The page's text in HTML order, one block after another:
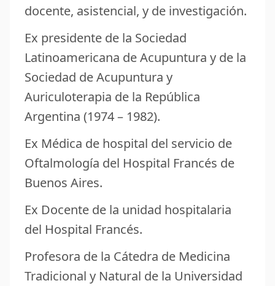
docente, asistencial, y de investigación.
Ex presidente de la Sociedad
Latinoamericana de Acupuntura y de la
Sociedad de Acupuntura y
Auriculoterapia de la República
Argentina (1974 – 1982).
Ex Médica de hospital del servicio de
Oftalmología del Hospital Francés de
Buenos Aires.
Ex Docente de la unidad hospitalaria
del Hospital Francés.
Profesora de la Cátedra de Medicina
Tradicional y Natural de la Universidad